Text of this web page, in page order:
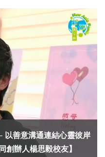
以善意溝通連結心靈彼岸
辦人楊思毅校友】